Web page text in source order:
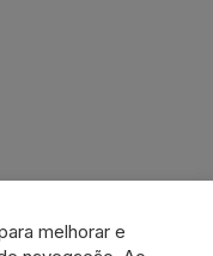
melhorar e